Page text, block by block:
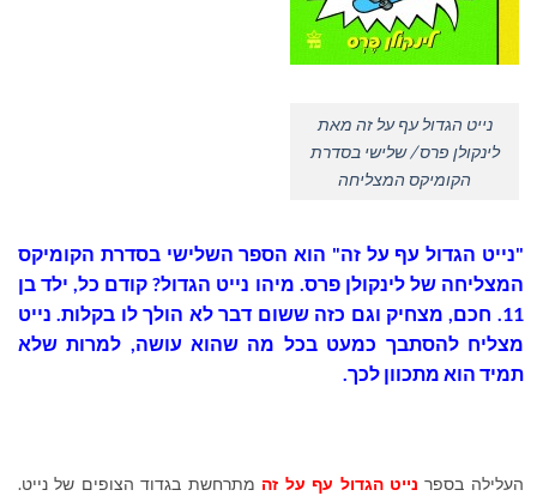
נייט הגדול עף על זה מאת
לינקולן פרס / שלישי בסדרת
הקומיקס המצליחה
"נייט הגדול עף על זה" הוא הספר השלישי בסדרת הקומיקס
המצליחה של לינקולן פרס. מיהו נייט הגדול? קודם כל, ילד בן
11. חכם, מצחיק וגם כזה ששום דבר לא הולך לו בקלות. נייט
מצליח להסתבך כמעט בכל מה שהוא עושה, למרות שלא
תמיד הוא מתכוון לכך.
העלילה בספר נייט הגדול עף על זה מתרחשת בגדוד הצופים של נייט.